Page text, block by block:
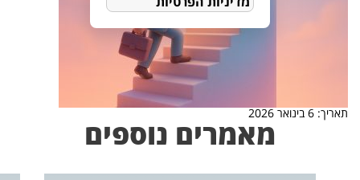
תאריך: 6 בינואר 2026
מאמרים נוספים